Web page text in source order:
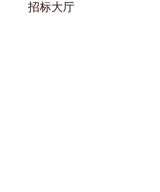
招标大厅